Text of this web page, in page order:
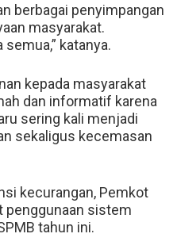
berbagai penyimpangan
masyarakat.
katanya.
kepada masyarakat
dan informatif karena
sering kali menjadi
sekaligus kecemasan
kecurangan, Pemkot
penggunaan sistem
tahun ini.